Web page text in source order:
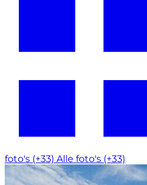
foto's (+33) Alle foto's (+33)